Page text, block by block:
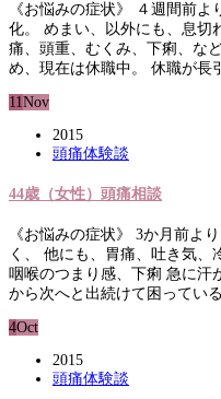
《お悩みの症状》 ４週間前
化。 めまい、以外にも、息切
痛、頭重、むくみ、下痢、な
め、現在は休職中。 休職が
11Nov
2015
頭痛体験談
44歳（女性）頭痛相談
《お悩みの症状》 3か月前よ
く、 他にも、胃痛、吐き気、
咽喉のつまり感、下痢 急に汗
から次へと出続けて困ってい
4Oct
2015
頭痛体験談